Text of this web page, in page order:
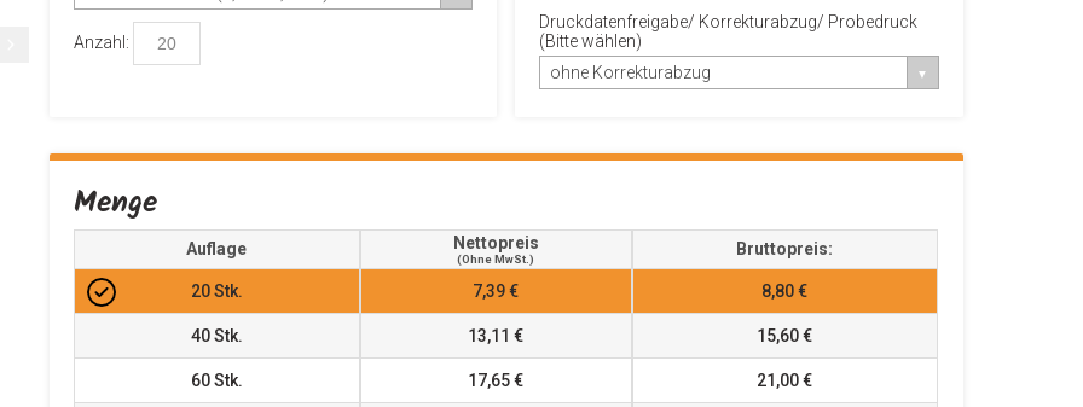
Anzahl:
Druckdatenfreigabe/ Korrekturabzug/ Probedruck
(Bitte wählen)
ohne Korrekturabzug
Menge
Auflage Nettopreis
(ohne MwSt.)
Bruttopreis:
20Stk. 7,39 € 8,80 €
40Stk. 13,11 € 15,60 €
60Stk. 17,65 € 21,00 €